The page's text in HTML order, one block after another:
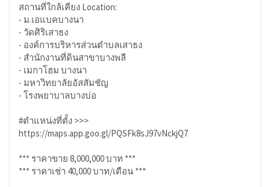
สถานที่ใกล้เคียง Location:
- ม.เอแบคบางนา
- วัดศิริเสาธง
- องค์การบริหารส่วนตำบลเสาธง
- สำนักงานที่ดินสาขาบางพลี
- เมกาโฮม บางนา
- มหาวิทยาลัยอัสสัมชัญ
- โรงพยาบาลบางบ่อ
#ตำแหน่งที่ตั้ง >>>
https://maps.app.goo.gl/PQSFk8sJ97vNckjQ7
*** ราคาขาย 8,000,000 บาท ***
*** ราคาเช่า 40,000 บาท/เดือน ***